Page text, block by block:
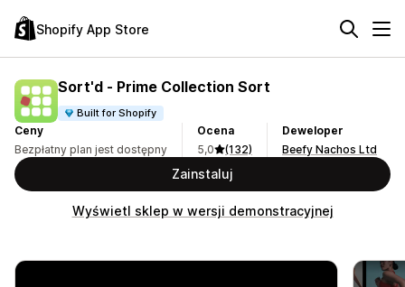
Shopify App Store
Sort'd ‑ Prime Collection Sort
Built for Shopify
Ceny
Bezpłatny plan jest dostępny
Ocena
5,0
(132)
Deweloper
Beefy Nachos Ltd
Zainstaluj
Wyświetl sklep w wersji demonstracyjnej